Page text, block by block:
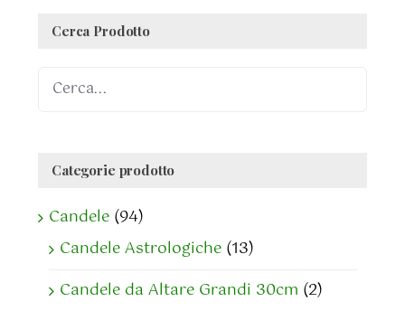
Cerca Prodotto
Categorie prodotto
Candele (94)
Candele Astrologiche (13)
Candele da Altare Grandi 30cm (2)